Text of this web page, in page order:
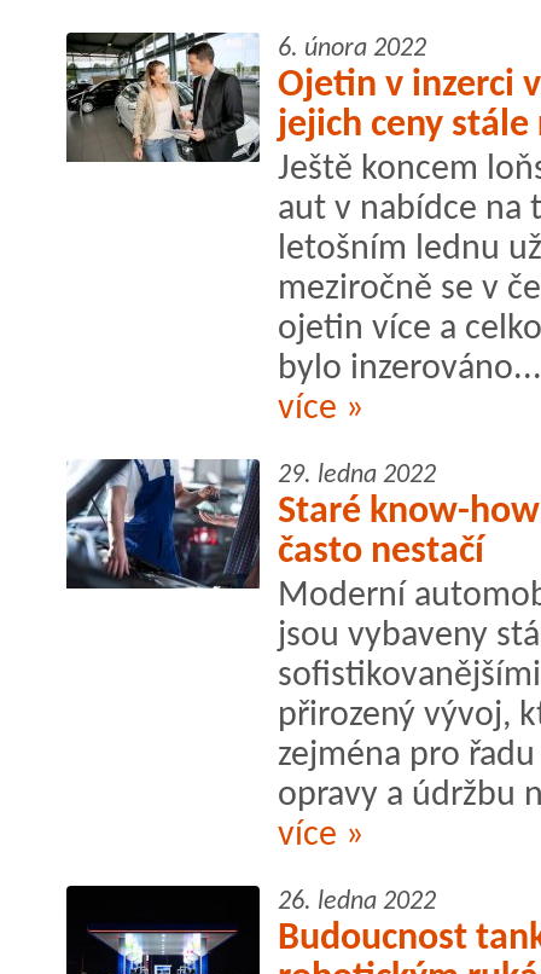
6. února 2022
Ojetin v inzerci
jejich ceny stále
Ještě koncem
aut v nabídce na
letošním lednu
meziročně se v
ojetin více a
bylo inzerováno...
více »
29. ledna 2022
Staré know-
často nestačí
Moderní
jsou vybaveny
přirozený vývoj,
zejména pro
opravy a údržbu
více »
26. ledna 2022
Budoucnost